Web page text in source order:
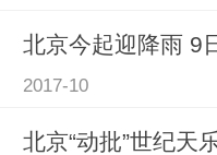
北京今起迎降雨 9
2017-10
北京“动批”世纪天